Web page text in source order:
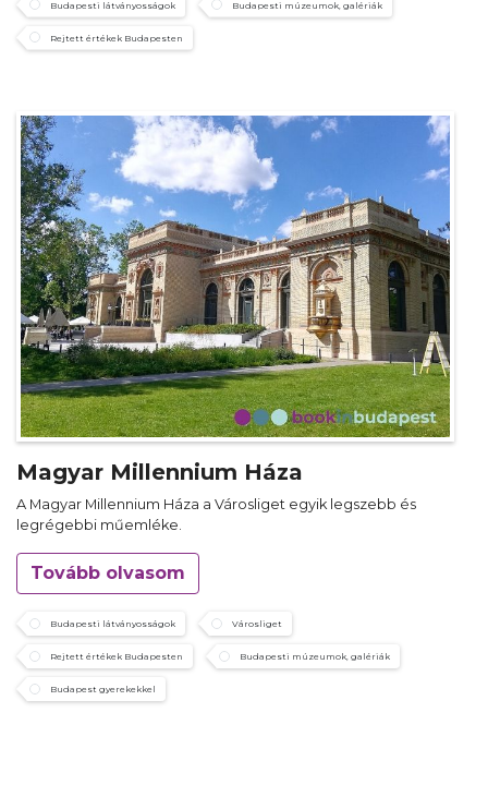
Budapesti látványosságok Budapesti múzeumok, galériák
Rejtett értékek Budapesten
Magyar Millennium Háza
A Magyar Millennium Háza a Városliget egyik legszebb és
legrégebbi műemléke.
Tovább olvasom
Budapesti látványosságok Városliget
Rejtett értékek Budapesten Budapesti múzeumok, galériák
Budapest gyerekekkel